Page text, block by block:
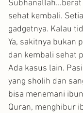
sehat kembali.
gadgetnya. Kalau
Ya, sakitnya bukan
dan kembali sehat
Ada kasus lain.
yang sholih dan
bisa menemani
Quran, menghibur